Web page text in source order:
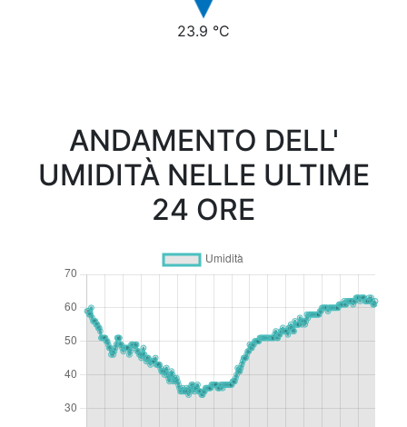
23.9 °C
ANDAMENTO DELL'
UMIDITÀ NELLE ULTIME
24 ORE